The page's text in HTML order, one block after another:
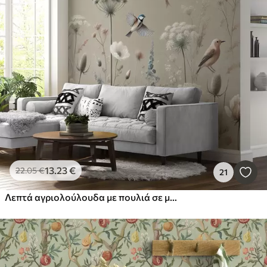
22.05€13.23€ 21
Λεπτά αγριολούλουδα με πουλιά σε μπεζ φόντο